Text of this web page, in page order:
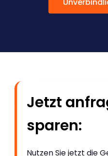
Jetzt
sparen:
Nutzen Sie jetzt die